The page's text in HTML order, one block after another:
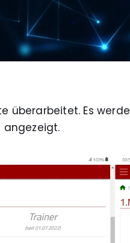
überarbeitet. Es
angezeigt.